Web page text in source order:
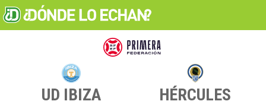
UD IBIZA HÉRCULES